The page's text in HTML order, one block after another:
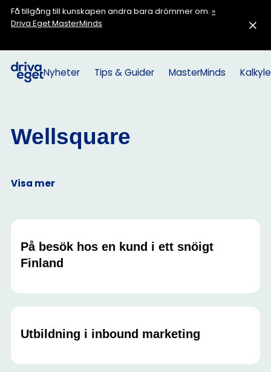
Få tillgång till kunskapen andra bara drömmer om. »
Driva Eget MasterMinds
Nyheter Tips & Guider MasterMinds
Wellsquare
Visa mer
På besök hos en kund i ett snöigt
Finland
Utbildning i inbound marketing